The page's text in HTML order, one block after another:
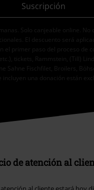
Suscripción
Solo canjeable online. No
El descuento será
el primer paso del proceso de
tickets, Rammstein, (Till)
Sahne Fischfilet, Broilers,
una donación están
de atención al